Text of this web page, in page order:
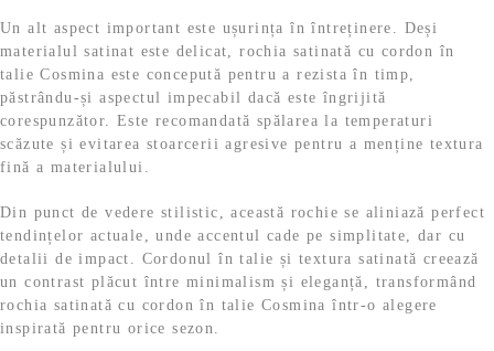
Un alt aspect important este ușurința în întreținere. Deși
materialul satinat este delicat, rochia satinată cu cordon în
talie Cosmina este concepută pentru a rezista în timp,
păstrându-și aspectul impecabil dacă este îngrijită
corespunzător. Este recomandată spălarea la temperaturi
scăzute și evitarea stoarcerii agresive pentru a menține textura
fină a materialului.
Din punct de vedere stilistic, această rochie se aliniază perfect
tendințelor actuale, unde accentul cade pe simplitate, dar cu
detalii de impact. Cordonul în talie și textura satinată creează
un contrast plăcut între minimalism și eleganță, transformând
rochia satinată cu cordon în talie Cosmina într-o alegere
inspirată pentru orice sezon.